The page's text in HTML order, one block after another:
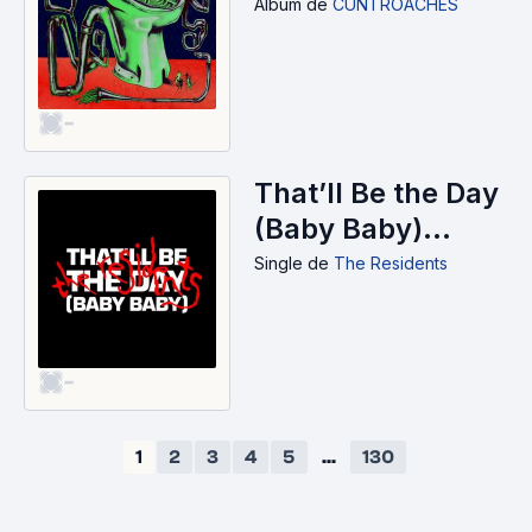
-
-
That’ll Be the Day
(Baby Baby)
(Single) (2023)
Single de The Residents
1 2 3 4 5 ... 130